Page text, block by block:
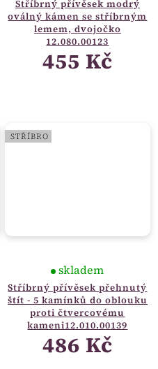
Stříbrný přívěsek modrý
oválný kámen se stříbrným
lemem, dvojočko
12.080.00123
455 Kč
STŘÍBRO
Stříbrný přívěsek přehnutý
štít - 5 kamínků do oblouku
proti čtvercovému
kameni12.010.00139
skladem
486 Kč